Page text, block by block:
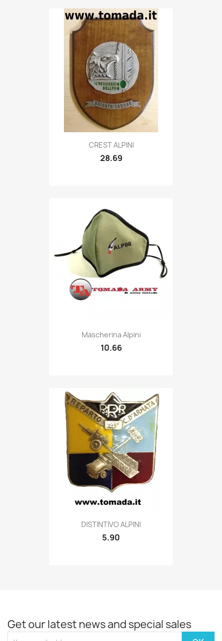
Quick view
CREST ALPINI
28.69
Quick view
Mascherina Alpini
10.66
Quick view
DISTINTIVO ALPINI
5.90
Get our latest news and special sales